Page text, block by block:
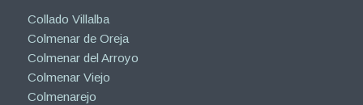
Collado Villalba
Colmenar de Oreja
Colmenar del Arroyo
Colmenar Viejo
Colmenarejo